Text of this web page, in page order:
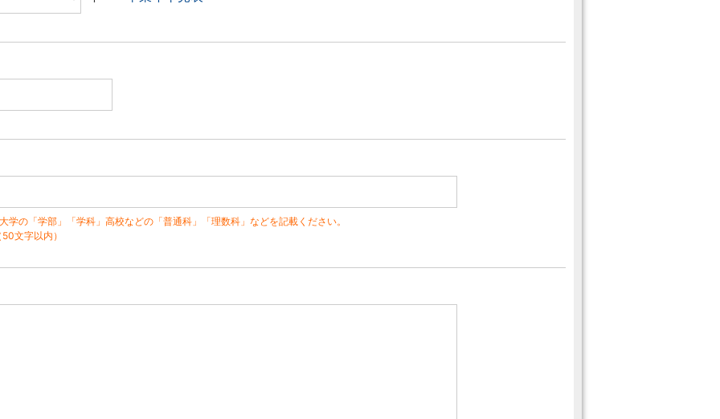
学の「学部」「学科」高校などの「普通科」「理数科」などを記載ください。
文字以内）